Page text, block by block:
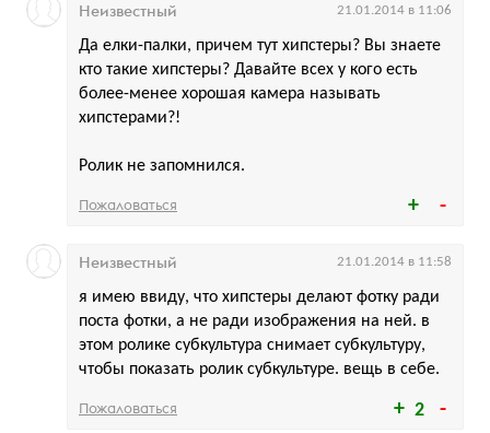
Да елки-палки, причем тут хипстеры? Вы знаете
кто такие хипстеры? Давайте всех у кого есть
более-менее хорошая камера называть
хипстерами?!
Ролик не запомнился.
Неизвестный 21.01.2014 в 11:06
Пожаловаться
2
я имею ввиду, что хипстеры делают фотку ради
поста фотки, а не ради изображения на ней. в
этом ролике субкультура снимает субкультуру,
чтобы показать ролик субкультуре. вещь в себе.
Неизвестный 21.01.2014 в 11:58
Пожаловаться